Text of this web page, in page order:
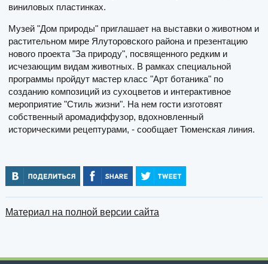
виниловых пластинках.
Музей "Дом природы" приглашает на выставки о животном и
растительном мире Ялуторовского района и презентацию
нового проекта "За природу", посвященного редким и
исчезающим видам животных. В рамках специальной
программы пройдут мастер класс "Арт ботаника" по
созданию композиций из сухоцветов и интерактивное
мероприятие "Стиль жизни". На нем гости изготовят
собственный аромадиффузор, вдохновленный
историческими рецептурами, - сообщает Тюменская линия.
Материал на полной версии сайта